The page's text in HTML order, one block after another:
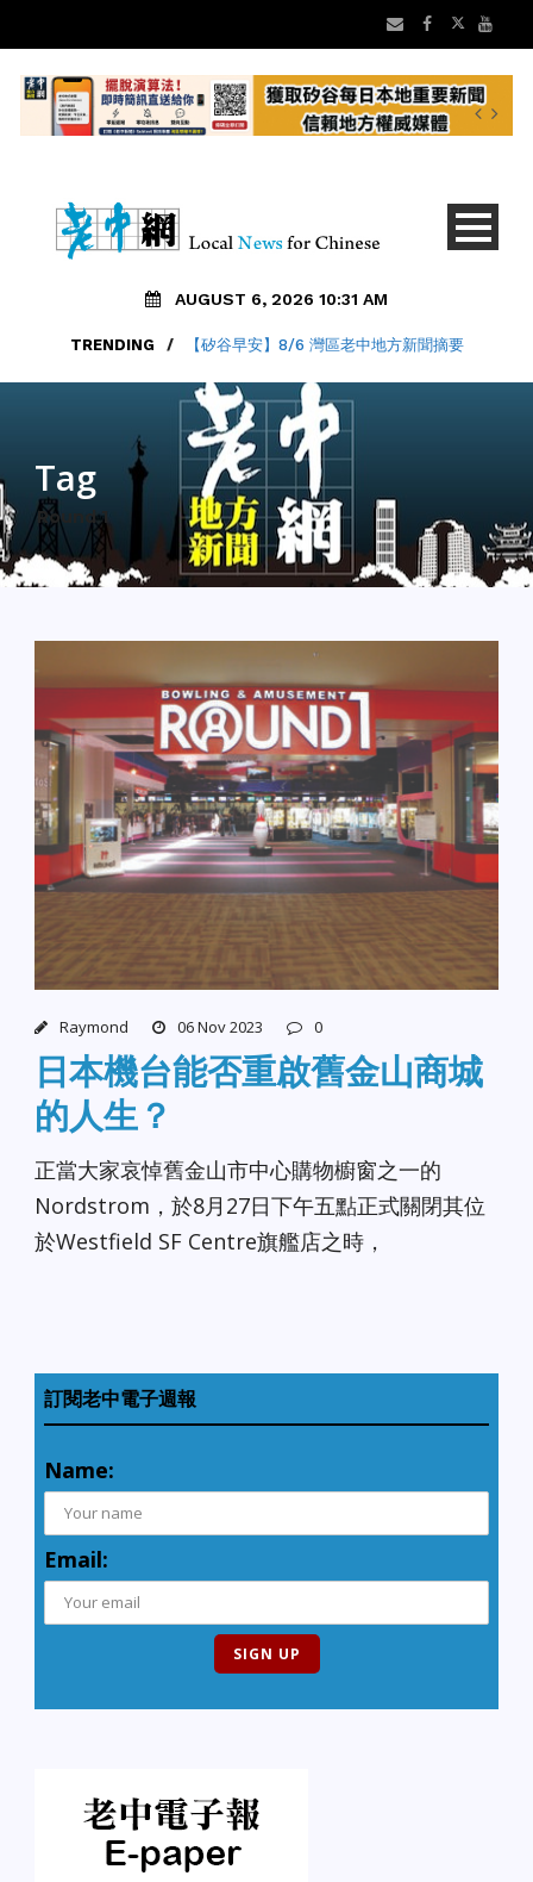
AUGUST 6, 2026 10:31 AM
TRENDING / 【矽谷早安】8/6 灣區老中地方新聞摘要
Tag
Round 1
Raymond 06 Nov 2023 0
日本機台能否重啟舊金山商城
的人生？
正當大家哀悼舊金山市中心購物櫥窗之一的
Nordstrom，於8月27日下午五點正式關閉其位
於Westfield SF Centre旗艦店之時，
訂閱老中電子週報
Name:
Email: